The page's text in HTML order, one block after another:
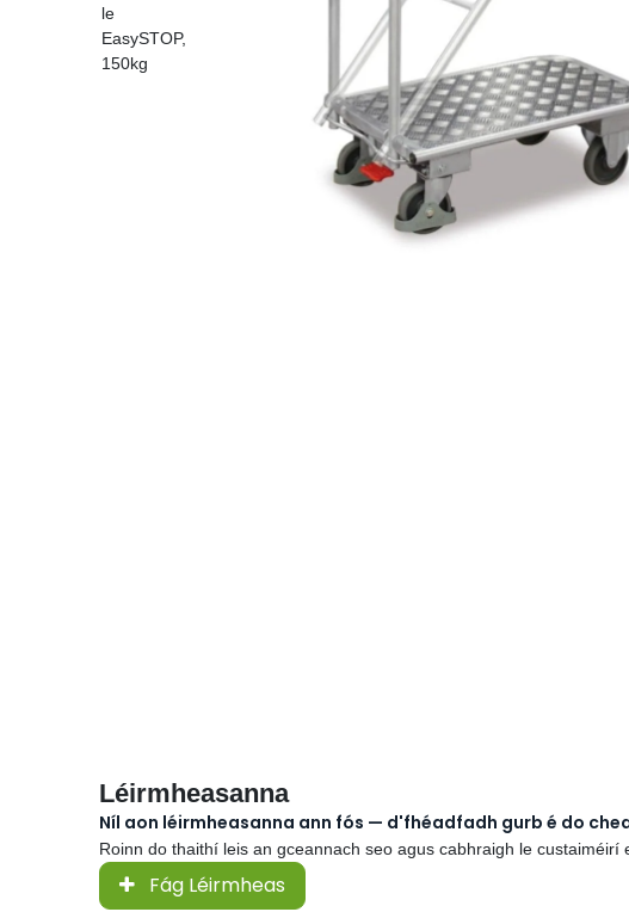
Léirmheasanna
Níl aon léirmheasanna ann fós — d'fhéadfadh gurb é do
Roinn do thaithí leis an gceannach seo agus cabhraigh le custaiméirí
Fág Léirmheas